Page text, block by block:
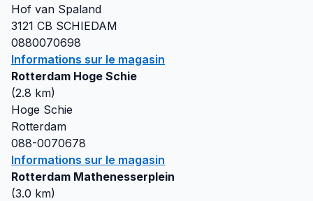
Hof van Spaland
3121 CB SCHIEDAM
0880070698
Informations sur le magasin
Rotterdam Hoge Schie
(2.8 km)
Hoge Schie
Rotterdam
088-0070678
Informations sur le magasin
Rotterdam Mathenesserplein
(3.0 km)